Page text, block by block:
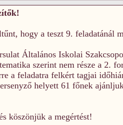
hogy a teszt 9. feladatánál
Általános Iskolai
szerint nem része a 2.
a feladatra felkért tagjai
helyett 61 főnek
köszönjük a megértést!